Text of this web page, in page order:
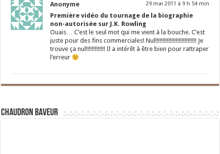
Anonyme 29 mai 2011 à 9 h 54 min
Première vidéo du tournage de la biographie
non-autorisée sur J.K. Rowling
Ouais… C’est le seul mot qui me vient à la bouche. C’est
juste pour des fins commerciales! Nul!!!!!!!!!!!!!!!!!!!!!!!!!!!! Je
trouve ça nul!!!!!!!!!!!!! Il a intérêt à être bien pour rattraper
l’erreur
Chaudron Baveur